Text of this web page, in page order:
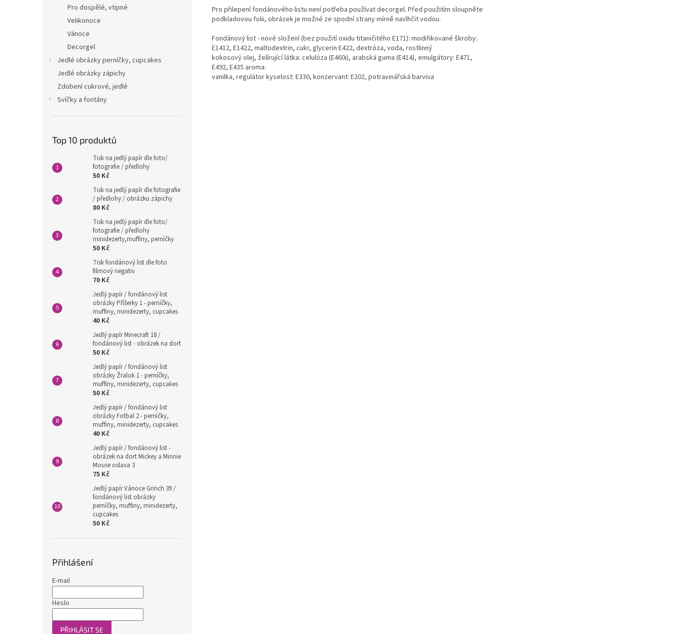
Pro dospělé, vtipné
Velikonoce
Vánoce
Decorgel
Jedlé obrázky perníčky, cupcakes
Jedlé obrázky zápichy
Zdobení cukrové, jedlé
Svíčky a fontány
Top 10 produktů
Tisk na jedlý papír dle foto/
fotografie / předlohy
50 Kč
Tisk na jedlý papír dle fotografie
/ předlohy / obrázku zápichy
80 Kč
Tisk na jedlý papír dle foto/
fotografie / předlohy
minidezerty,muffiny, perníčky
50 Kč
Tisk fondánový list dle foto
filmový negativ
70 Kč
Jedlý papír / fondánový list
obrázky Příšerky 1 - perníčky,
muffiny, minidezerty, cupcakes
40 Kč
Jedlý papír Minecraft 18 /
fondánový list - obrázek na dort
50 Kč
Jedlý papír / fondánový list
obrázky Žralok 1 - perníčky,
muffiny, minidezerty, cupcakes
50 Kč
Jedlý papír / fondánový list
obrázky Fotbal 2 - perníčky,
muffiny, minidezerty, cupcakes
40 Kč
Jedlý papír / fondánový list -
obrázek na dort Mickey a Minnie
Mouse oslava 3
75 Kč
Jedlý papír Vánoce Grinch 39 /
fondánový list obrázky
perníčky, muffiny, minidezerty,
cupcakes
50 Kč
Přihlášení
E-mail
Heslo
PŘIHLÁSIT SE
Pro přilepení fondánového listu není potřeba používat decorgel. Před použitím sloupněte
podkladovou folii, obrázek je možné ze spodní strany mírně navlhčit vodou.
Fondánový list - nové složení (bez použití oxidu titaničitého E171): modifikované škroby:
E1412, E1422, maltodextrin, cukr, glycerin E422, dextróza, voda, rostlinný
kokosový olej, želírující látka: celulóza (E460i), arabská guma (E414), emulgátory: E471,
E492, E435 aroma:
vanilka, regulátor kyselost: E330, konzervant: E202, potravinářská barviva